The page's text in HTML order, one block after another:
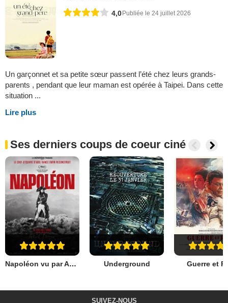
4,0Publiée le 24 juillet 2026
Un garçonnet et sa petite sœur passent l’été chez leurs grands-
parents , pendant que leur maman est opérée à Taipei. Dans cette
situation ...
Lire plus
Ses derniers coups de coeur ciné
Napoléon vu par Abel Gance partie 1 Underground Guerre et
SUIVEZ-NOUS